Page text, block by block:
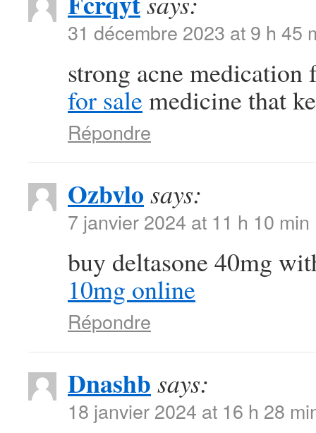
31 décembre 2023 at 9 h 45
strong acne
for sale medicine that
Répondre
Ozbvlo says:
7 janvier 2024 at 11 h 10 min
buy deltasone 40mg
10mg online
Répondre
Dnashb says:
18 janvier 2024 at 16 h 28